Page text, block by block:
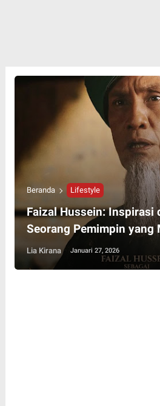
Beranda Lifestyle
Faizal Hussein: Inspirasi
Seorang Pemimpin yang
Lia Kirana Januari 27, 2026